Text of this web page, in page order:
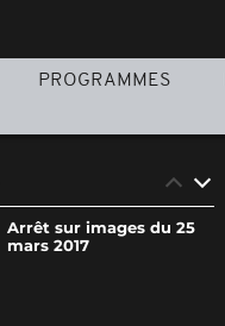
PROGRAMMES
Arrêt sur images du 25
mars 2017